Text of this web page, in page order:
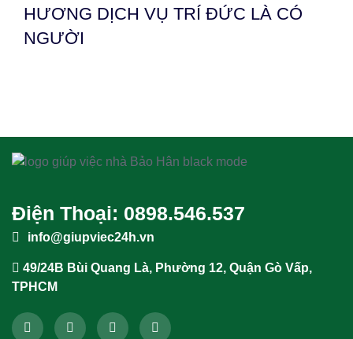
HƯƠNG DỊCH VỤ TRÍ ĐỨC LÀ CÓ
NGƯỜI
Điện Thoại: 0898.546.537
info@giupviec24h.vn
49/24B Bùi Quang Là, Phường 12, Quận Gò Vấp,
TPHCM